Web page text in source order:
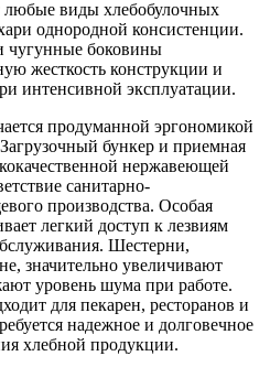
любые виды хлебобулочных
однородной консистенции.
чугунные боковины
жесткость конструкции и
интенсивной эксплуатации.
продуманной эргономикой
бункер и приемная
нержавеющей
санитарно-
производства. Особая
легкий доступ к лезвиям
Шестерни,
значительно увеличивают
уровень шума при работе.
для пекарен, ресторанов и
надежное и долговечное
хлебной продукции.